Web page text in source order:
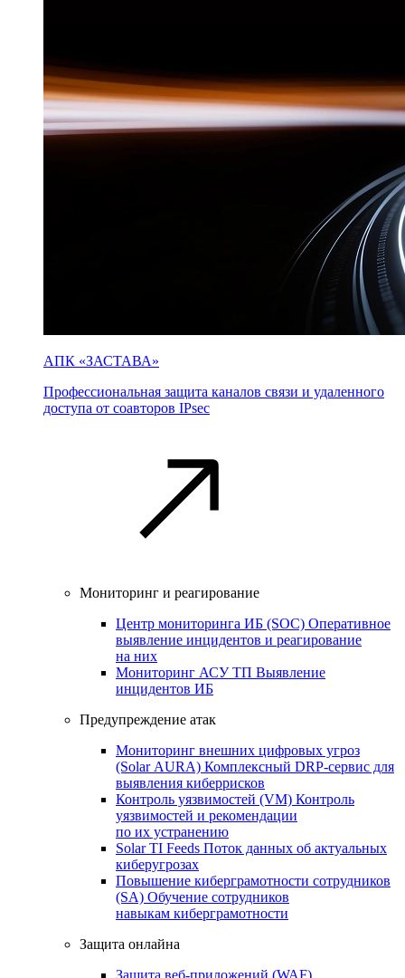
АПК «ЗАСТАВА»
Профессиональная защита каналов связи и удаленного
доступа от соавторов IPsec
Мониторинг и реагирование
Центр мониторинга ИБ (SOC) Оперативное
выявление инцидентов и реагирование
на них
Мониторинг АСУ ТП Выявление
инцидентов ИБ
Предупреждение атак
Мониторинг внешних цифровых угроз
(Solar AURA) Комплексный DRP-сервис для
выявления киберрисков
Контроль уязвимостей (VM) Контроль
уязвимостей и рекомендации
по их устранению
Solar TI Feeds Поток данных об актуальных
киберугрозах
Повышение киберграмотности сотрудников
(SA) Обучение сотрудников
навыкам киберграмотности
Защита онлайна
Защита веб-приложений (WAF)